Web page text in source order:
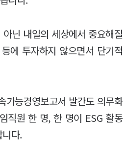
닌 내일의 세상에서 중요해질
에 투자하지 않으면서 단기적
가능경영보고서 발간도 의무화
직원 한 명, 한 명이 ESG 활동
다.